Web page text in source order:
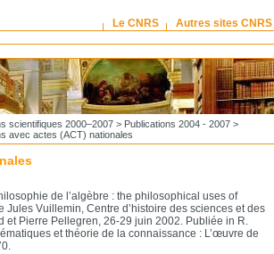
Le CNRS Autres sites CNRS
scientifiques 2000–2007> Publications 2004 - 2007>
avec actes (ACT) nationales
de l’algèbre : the philosophical uses of
Vuillemin, Centre d’histoire des sciences et des
Pierre Pellegren, 26-29 juin 2002. Publiée in R.
et théorie de la connaissance : L’œuvre de